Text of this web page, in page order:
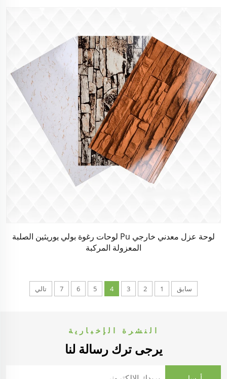
لوحة عزل معدني خارجي Pu لوحات رغوة بولي يوريثين الصلبة
المعزولة المركبة
سابق 1
2
3
4
5
6
7 تالي
النشرة الإخبارية
يرجى ترك رسالة لنا